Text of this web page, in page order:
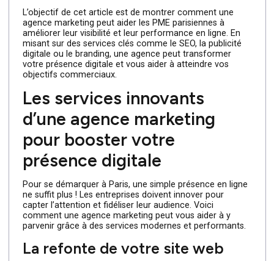
Cependant, de nombreuses PME peinent à se faire
remarquer en ligne, souvent par manque d’expertise ou
de ressources. Sans unestratégie digitale bien pensée
est difficile de rivaliser avec des entreprises mieux
établies ou mieux financées. C’est là qu’une agence
marketing entre en jeu.
agence marketing peut aider les PME parisiennes à
améliorer leur visibilité et leur performance en ligne. En
misant sur des services clés comme le SEO, la publicité
digitale ou le branding, une agence peut transformer
votre présence digitale et vous aider à atteindre vos
objectifs commerciaux.
Les services innovants
d’une agence marketing
pour booster votre
présence digitale